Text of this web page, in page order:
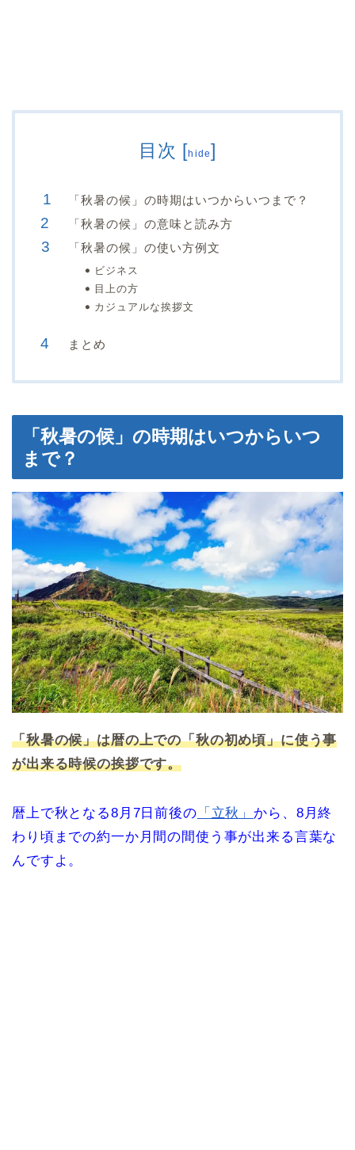
目次 [hide]
「秋暑の候」の時期はいつからいつまで？
「秋暑の候」の意味と読み方
「秋暑の候」の使い方例文
ビジネス
目上の方
カジュアルな挨拶文
まとめ
「秋暑の候」の時期はいつからいつ
まで？
「秋暑の候」は暦の上での「秋の初め頃」に使う事
が出来る時候の挨拶です。
暦上で秋となる8月7日前後の 「立秋」 から、8月終
わり頃までの約一か月間の間使う事が出来る言葉な
んですよ。